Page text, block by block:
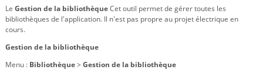
Le Gestion de la bibliothèqueCet outil permet de gérer toutes les
bibliothèques de l'application. Il n'est pas propre au projet électrique en
cours.
Gestion de la bibliothèque
Menu : Bibliothèque> Gestion de la bibliothèque